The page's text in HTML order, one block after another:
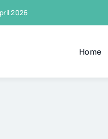
2026
Home